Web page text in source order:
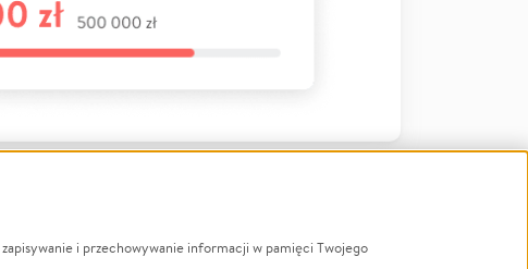
na
i przechowywanie informacji w pamięci Twojego